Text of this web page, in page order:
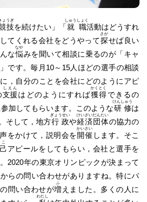
技
ょうぎ
を続けたい」「就職
しゅうしょく
活動はどうすれ
してくれる会社をどうやって探
さが
せば良い
な悩
なや
みを聞いて相談に乗るのが「キャ
です。毎月10～15人ほどの選手の相談
，自分のことを会社にどのようにアピ
支援
しえん
はどのようにすれば獲得
かくとく
できるの
参加してもらいます。このような研修
けんしゅう
は
そして，地方行政
ぎょうせい
や経済
けいざい
団体
だんたい
の協力の
をかけて，説明会を開催
かいさい
します。そこ
アピールをしてもらい，会社と選手を
2020年の東京オリンピックが決まって
らの問い合わせがありますね。特にパ
問い合わせが増
ふ
えました。多くの人に
わたし